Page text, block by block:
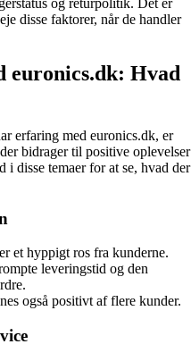
og returpolitik. Det er
disse faktorer, når de handler
euronics.dk: Hvad
erfaring med euronics.dk, er
bidrager til positive oplevelser
i disse temaer for at se, hvad der
et hyppigt ros fra kunderne.
leveringstid og den
også positivt af flere kunder.